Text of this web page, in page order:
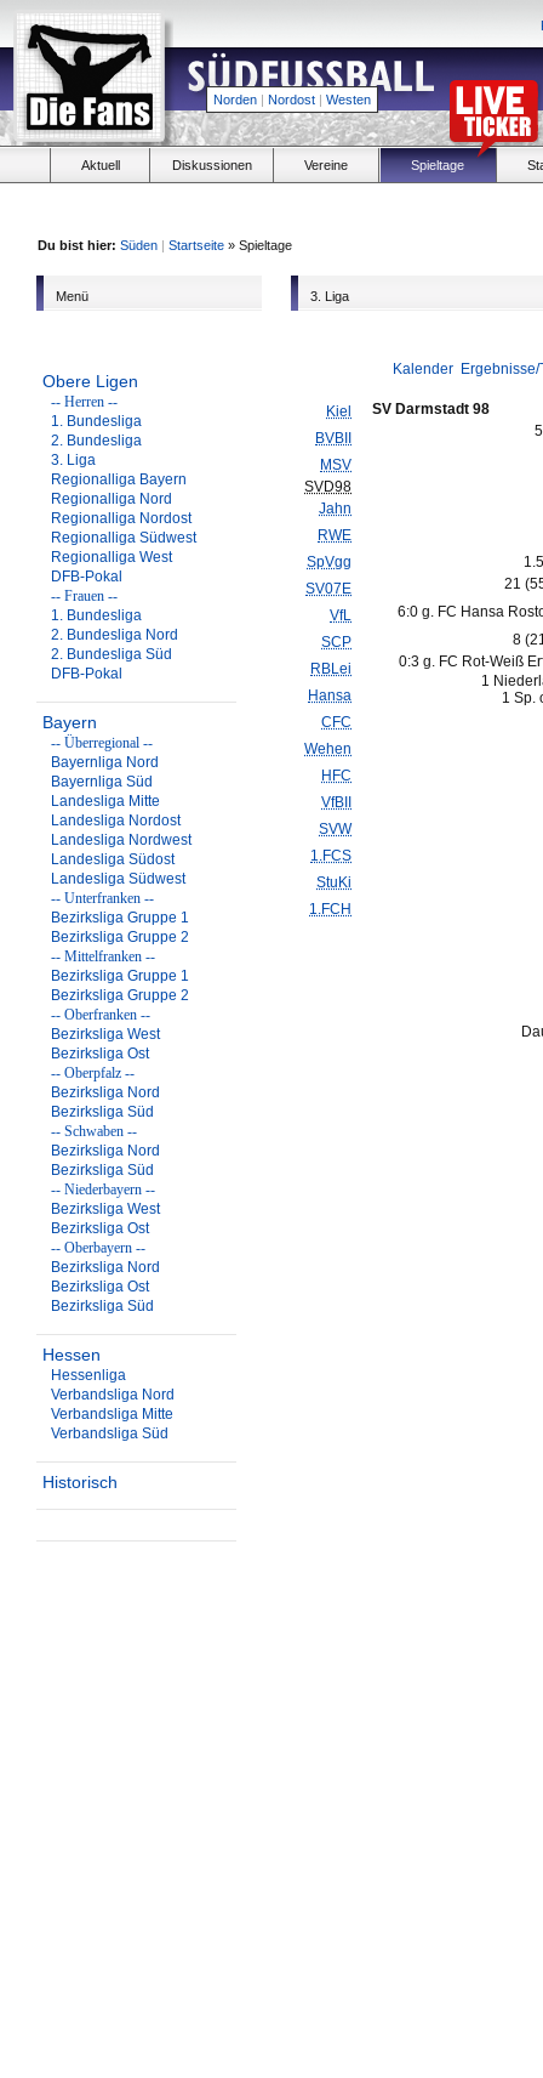
Norden | Nordost | Westen
Aktuell Diskussionen Vereine Spieltage
Du bist hier: Süden | Startseite » Spieltage
Menü
Obere Ligen
-- Herren --
1. Bundesliga
2. Bundesliga
3. Liga
Regionalliga Bayern
Regionalliga Nord
Regionalliga Nordost
Regionalliga Südwest
Regionalliga West
DFB-Pokal
-- Frauen --
1. Bundesliga
2. Bundesliga Nord
2. Bundesliga Süd
DFB-Pokal
Bayern
-- Überregional --
Bayernliga Nord
Bayernliga Süd
Landesliga Mitte
Landesliga Nordost
Landesliga Nordwest
Landesliga Südost
Landesliga Südwest
-- Unterfranken --
Bezirksliga Gruppe 1
Bezirksliga Gruppe 2
-- Mittelfranken --
Bezirksliga Gruppe 1
Bezirksliga Gruppe 2
-- Oberfranken --
Bezirksliga West
Bezirksliga Ost
-- Oberpfalz --
Bezirksliga Nord
Bezirksliga Süd
-- Schwaben --
Bezirksliga Nord
Bezirksliga Süd
-- Niederbayern --
Bezirksliga West
Bezirksliga Ost
-- Oberbayern --
Bezirksliga Nord
Bezirksliga Ost
Bezirksliga Süd
Hessen
Hessenliga
Verbandsliga Nord
Verbandsliga Mitte
Verbandsliga Süd
Historisch
3. Liga
Kalender
Kiel
BVBII
MSV
SVD98
Jahn
RWE
SpVgg
SV07E
VfL
SCP
RBLei
Hansa
CFC
Wehen
HFC
VfBII
SVW
1.FCS
StuKi
1.FCH
SV Darmstadt 98
21
6:0 g. FC Hansa
8
0:3 g. FC Rot-Weiß
1
1 Sp.